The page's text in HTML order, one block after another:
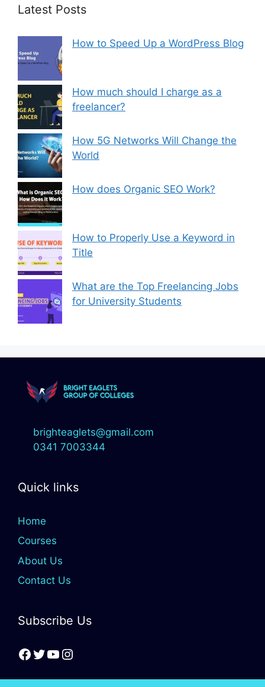
Latest Posts
How to Speed Up a WordPress Blog
How much should I charge as a
freelancer?
How 5G Networks Will Change the
World
How does Organic SEO Work?
How to Properly Use a Keyword in
Title
What are the Top Freelancing Jobs
for University Students
brighteaglets@gmail.com
0341 7003344
Quick links
Home
Courses
About Us
Contact Us
Subscribe Us